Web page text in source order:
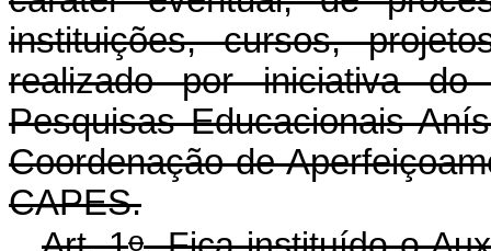
instituições, cursos,
realizado por iniciativa
Pesquisas Educacionais
Coordenação de
CAPES.
o